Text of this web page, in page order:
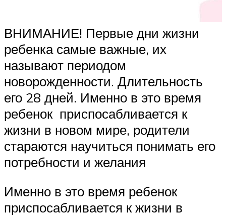
ВНИМАНИЕ! Первые дни жизни
ребенка самые важные, их
называют периодом
новорожденности. Длительность
его 28 дней. Именно в это время
ребенок приспосабливается к
жизни в новом мире, родители
стараются научиться понимать его
потребности и желания
Именно в это время ребенок
приспосабливается к жизни в